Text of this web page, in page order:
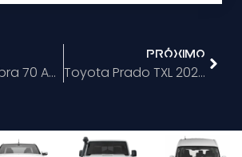
Toyota Celebra 70 Años De Land Cruiser Con Un Modelo Especial De La Serie 70
Próximo
Toyota Prado TXL 2022: Más Versatilidad Y Lujo